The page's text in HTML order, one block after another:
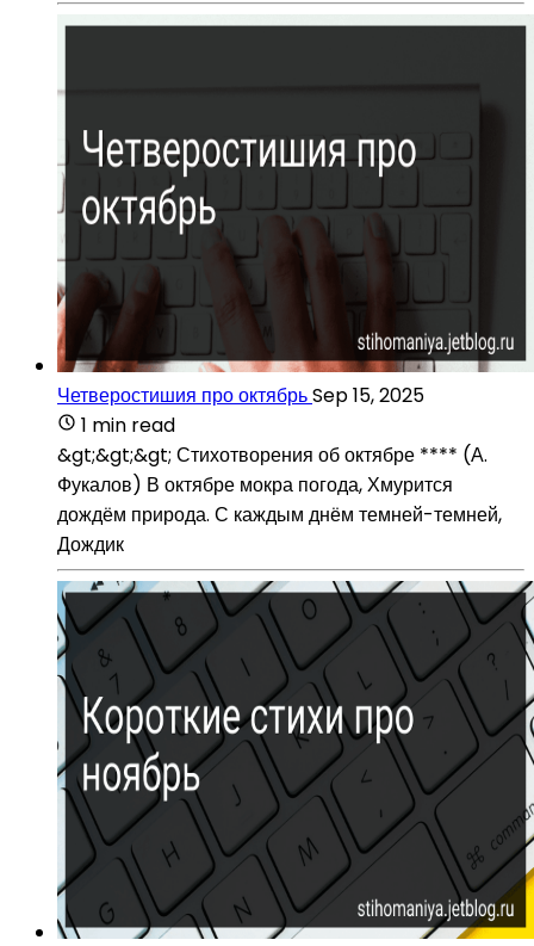
Четверостишия про октябрьSep 15, 2025
1 min read
&gt;&gt;&gt; Стихотворения об октябре **** (А.
Фукалов) В октябре мокра погода, Хмурится
дождём природа. С каждым днём темней-темней,
Дождик